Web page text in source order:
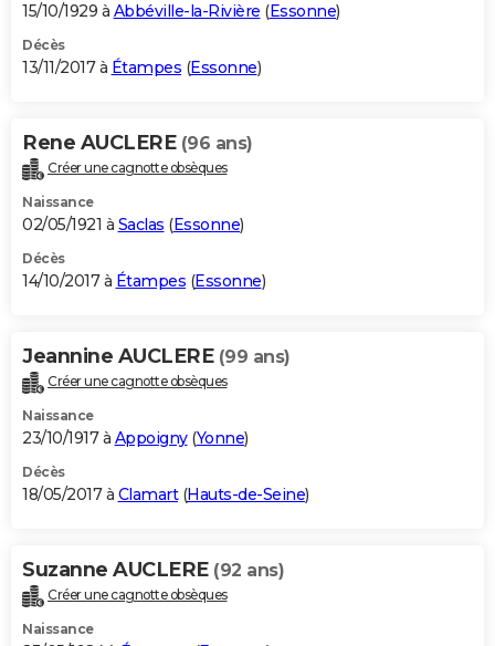
15/10/1929 à Abbéville-la-Rivière (Essonne)
Décès
13/11/2017 à Étampes (Essonne)
Rene AUCLERE (96 ans)
Créer une cagnotte obsèques
Naissance
02/05/1921 à Saclas (Essonne)
Décès
14/10/2017 à Étampes (Essonne)
Jeannine AUCLERE (99 ans)
Créer une cagnotte obsèques
Naissance
23/10/1917 à Appoigny(Yonne)
Décès
18/05/2017 à Clamart(Hauts-de-Seine)
Suzanne AUCLERE (92 ans)
Créer une cagnotte obsèques
Naissance